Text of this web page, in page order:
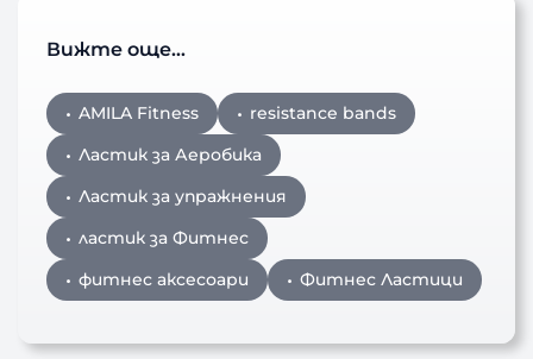
Вижте още…
AMILA Fitness
resistance bands
Ластик за Аеробика
Ластик за упражнения
ластик за Фитнес
фитнес аксесоари
Фитнес Ластици